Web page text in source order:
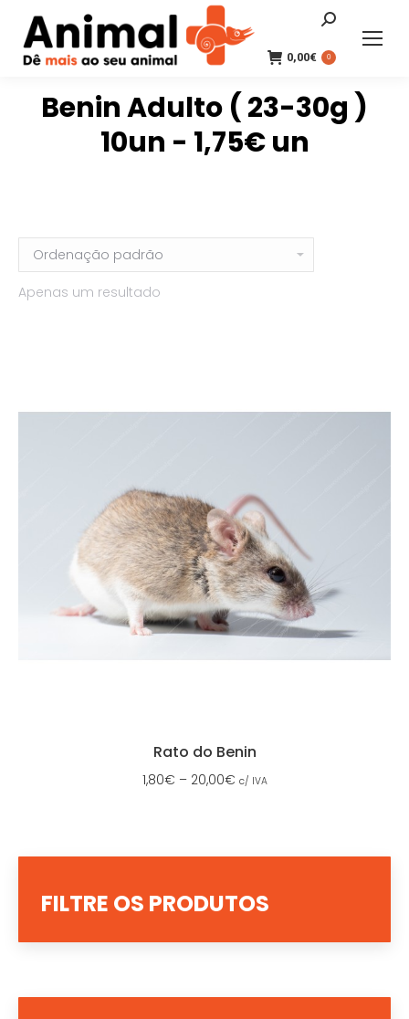
Search:
0,00€ 0
Benin Adulto ( 23-30g )
10un - 1,75€ un
Apenas um resultado
Rato do Benin
1,80€ – 20,00€ c/ IVA
FILTRE OS PRODUTOS